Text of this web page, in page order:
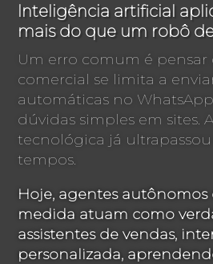
Inteligência artificial
mais do que um robô
Um erro comum é pensar
comercial se limita a
automáticas no
dúvidas simples em sites.
tecnológica já
tempos.
Hoje, agentes autônomos
medida atuam como
assistentes de vendas,
personalizada,